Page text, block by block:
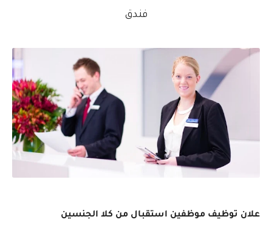
فندق
علان توظيف موظفين استقبال من كلا الجنسين